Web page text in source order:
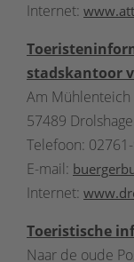
Internet:
stadskantoor
Am Mühlenteich
57489
Telefoon:
E-mail:
Internet:
Toeristische
Naar de oude